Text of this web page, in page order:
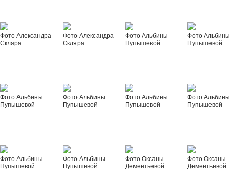
Фото Александра
Скляра
Фото Александра
Скляра
Фото Альбины
Пупышевой
Фото Альбины
Пупышевой
Фото Альбины
Пупышевой
Фото Альбины
Пупышевой
Фото Альбины
Пупышевой
Фото Альбины
Пупышевой
Фото Альбины
Пупышевой
Фото Альбины
Пупышевой
Фото Оксаны
Дементьевой
Фото Оксаны
Дементьевой